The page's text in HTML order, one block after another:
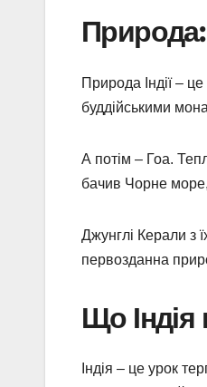
Природа:
Природа Індії –
буддійськими
А потім – Гоа.
бачив Чорне
Джунглі Керали з
первозданна
Що Індія
Індія – це урок